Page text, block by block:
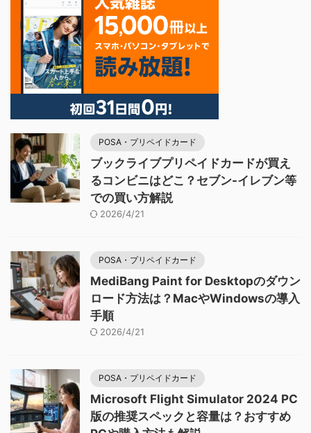
POSA・プリペイドカード
ブックライブプリペイドカードが買え
るコンビニはどこ？セブン-イレブン等
での買い方解説
2026/4/21
POSA・プリペイドカード
MediBang Paint for Desktopのダウン
ロード方法は？MacやWindowsの導入
手順
2026/4/21
POSA・プリペイドカード
Microsoft Flight Simulator 2024 PC
版の推奨スペックと容量は？おすすめ